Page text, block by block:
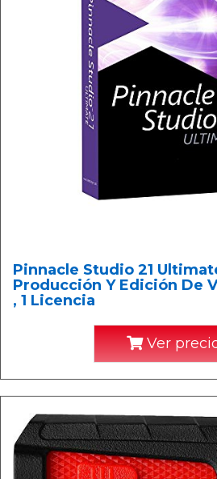
Pinnacle Studio 21
Producción Y Edición De
, 1 Licencia
Ver